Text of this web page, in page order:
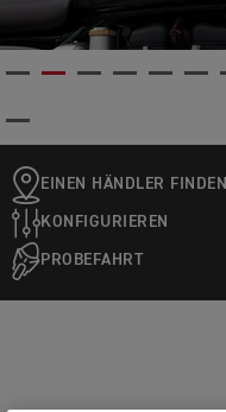
EINEN HÄNDLER FINDEN
KONFIGURIEREN
PROBEFAHRT